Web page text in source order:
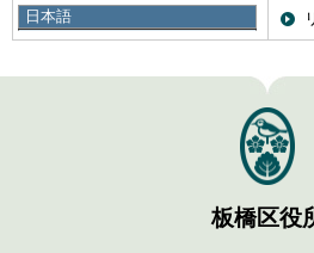
日本語
日本語
携帯サイト
板橋区役